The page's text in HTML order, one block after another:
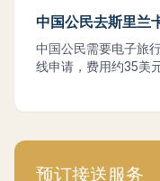
中国公民去斯里兰
中国公民需要电子旅
线申请，费用约35美元
预订接送服务